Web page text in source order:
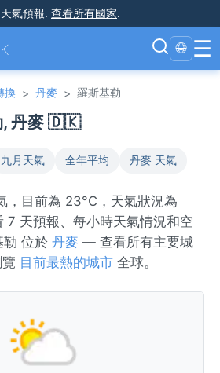
氣預報. 查看所有國家.
🌐 ☰
換 > 丹麥 > 羅斯基勒
, 丹麥 🇩🇰
九月天氣 全年平均 丹麥 天氣
，目前為 23°C，天氣狀況為
天預報、每小時天氣情況和空
勒 位於 丹麥 — 查看所有主要城
目前最熱的城市 全球。